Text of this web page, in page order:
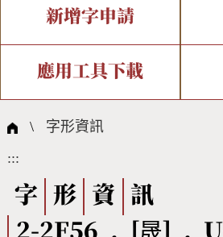
全字庫介紹
中文碼介紹
國際字碼相關組織
IDS查詢
複合查詢
筆畫查詢
筆順序查詢
新增字申請
新字申請處理流程
字形即時顯示
全字庫授權 轉
應用工具下載
個人電腦造字處理工具
字形下載
問題集
熱門查詢統計
\ 字形資訊
:::
字 形 資
訊